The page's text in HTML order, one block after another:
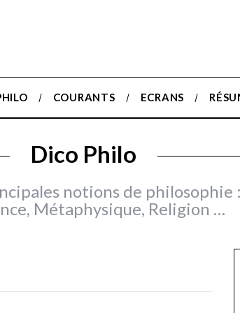
COURANTS ECRANS
Dico Philo
notions de philosophie
Métaphysique, Religion …